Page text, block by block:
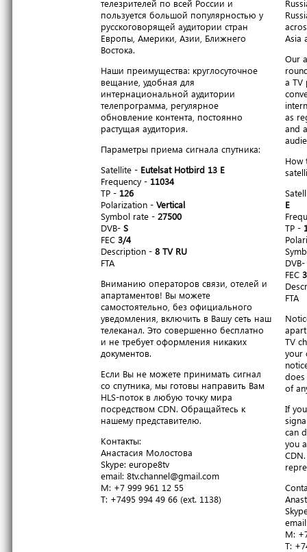
телезрителей по всей России и
пользуется большой популярностью у
русскоговорящей аудитории стран
Европы, Америки, Азии, Ближнего
Востока.
Наши преимущества: круглосуточное
вещание, удобная для
интернациональной аудитории
телепрограмма, регулярное
обновление контента, постоянно
растущая аудитория.
Параметры приема сигнала спутника:
Satellite - Eutelsat Hotbird 13 E
Frequency - 11034
TP - 126
Polarization - Vertical
Symbol rate - 27500
DVB- S
FEC 3/4
Description - 8 TV RU
FTA
Вниманию операторов связи, отелей и
апартаментов! Вы можете
самостоятельно, без официального
уведомления, включить в Вашу сеть наш
телеканал. Это совершенно бесплатно
и не требует оформления никаких
документов.
Если Вы не можете принимать сигнал
со спутника, мы готовы направить Вам
HLS-поток в любую точку мира
посредством CDN. Обращайтесь к
нашему представителю.
Контакты:
Анастасия Молостова
​Skype: europe8tv
email: 8tv.channel@gmail.com
M: +7 999 961 12 55
T​: +7495 994 49 66 (ext. 1138)
Asia
Our
a TV
as
and
How
E
TP -
DVB-
FEC
FTA
TV
your
of
If
can
you
M:
T​: